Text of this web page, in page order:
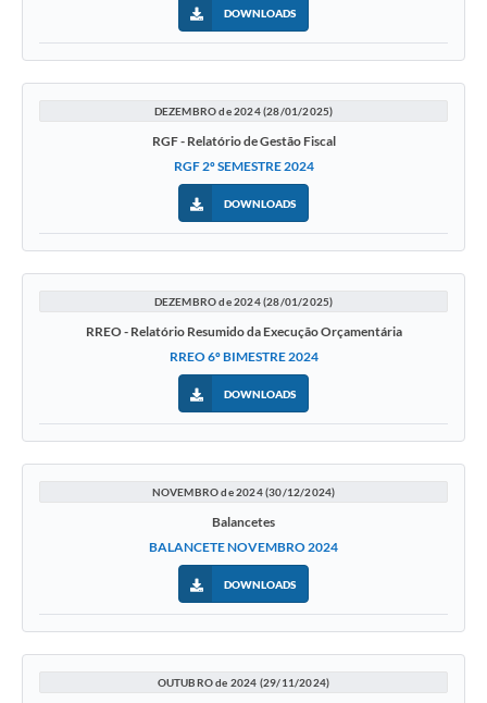
DOWNLOADS
DEZEMBRO de 2024 (28/01/2025)
RGF - Relatório de Gestão Fiscal
RGF 2º SEMESTRE 2024
DOWNLOADS
DEZEMBRO de 2024 (28/01/2025)
RREO - Relatório Resumido da Execução Orçamentária
RREO 6º BIMESTRE 2024
DOWNLOADS
NOVEMBRO de 2024 (30/12/2024)
Balancetes
BALANCETE NOVEMBRO 2024
DOWNLOADS
OUTUBRO de 2024 (29/11/2024)